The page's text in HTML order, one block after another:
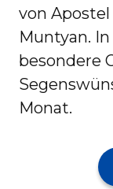
von
Muntyan.
besondere
Monat.